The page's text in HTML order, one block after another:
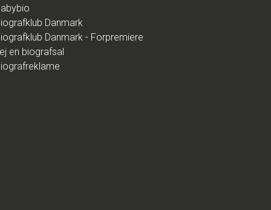
Danmark
Danmark - Forpremiere
en biografsal